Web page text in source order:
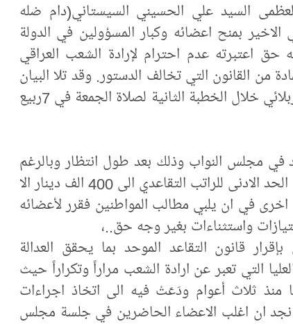
العظمى السيد علي الحسيني السيستاني(دام ضله
بمنح اعضائه وكبار المسؤولين في الدولة
اعتبرته عدم احترام لإرادة الشعب العراقي
من القانون التي تخالف الدستور. وقد تلا البيان
ممثل المرجعية العليا الشيخ عبد المهدي الكربلائي خلال الخطبة الثانية لصلاة الجمعة في 7ربيع
في مجلس النواب وذلك بعد طول انتظار وبالرغم
مما فيه من بعض الايجابيات ومن أهمها رفع الحد الادنى للراتب التقاعدي الى 400 الف دينار الا
في ان يلبي مطالب المواطنين فقرر لأعضائه
واستثناءات بغير وجه حق..،
قانون التقاعد الموحد بما يحقق العدالة
التي تعبر عن ارادة الشعب مراراً وتكراراً حيث
منذ ثلاث أعوام ودَعَتْ فيه الى اتخاذ اجراءات
نجد ان اغلب الاعضاء الحاضرين في جلسة مجلس